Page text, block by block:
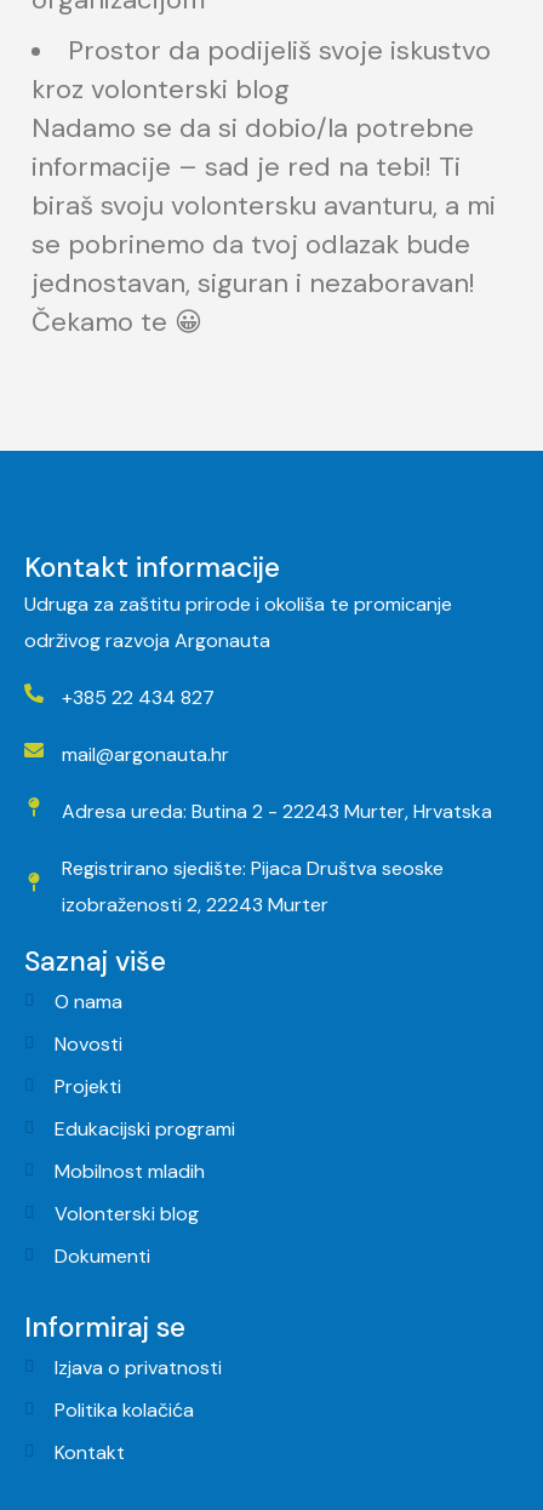
Prostor da podijeliš svoje iskustvo
kroz volonterski blog
Nadamo se da si dobio/la potrebne
informacije – sad je red na tebi! Ti
biraš svoju volontersku avanturu, a mi
se pobrinemo da tvoj odlazak bude
jednostavan, siguran i nezaboravan!
Čekamo te 😀
Kontakt informacije
Udruga za zaštitu prirode i okoliša te promicanje
održivog razvoja Argonauta
+385 22 434 827
mail@argonauta.hr
Adresa ureda: Butina 2 - 22243 Murter, Hrvatska
Registrirano sjedište: Pijaca Društva seoske
izobraženosti 2, 22243 Murter
Saznaj više
O nama
Novosti
Projekti
Edukacijski programi
Mobilnost mladih
Volonterski blog
Dokumenti
Informiraj se
Izjava o privatnosti
Politika kolačića
Kontakt